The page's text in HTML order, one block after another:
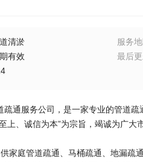
清淤 服务
有效 最后
疏通服务公司，是一家专业的管道
上、诚信为本”为宗旨，竭诚为广大
家庭管道疏通、马桶疏通、地漏疏